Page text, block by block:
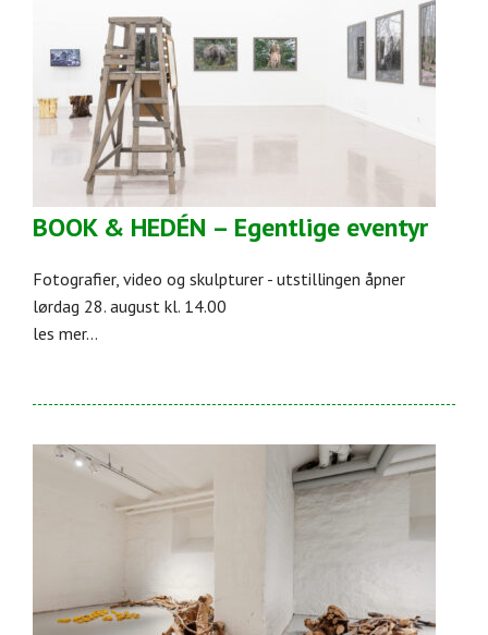
BOOK & HEDÉN – Egentlige eventyr
Fotografier, video og skulpturer - utstillingen åpner
lørdag 28. august kl. 14.00
les mer...